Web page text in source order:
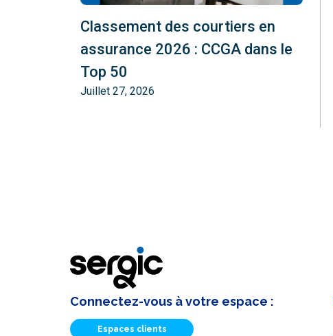
Classement des courtiers en
assurance 2026 : CCGA dans le
Top 50
Juillet 27, 2026
Connectez-vous à votre espace :
Espaces clients